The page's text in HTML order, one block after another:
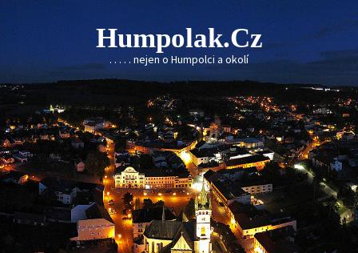
Skip
to
content
Humpolak.cz
. . . . . nejen o Humpolci a okolí